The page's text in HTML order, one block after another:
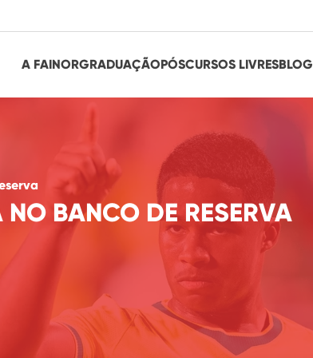
A FAINORGRADUAÇÃOPÓSCURSOS LIVRESBLOG
BANCO DE RESERVA